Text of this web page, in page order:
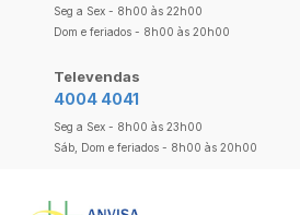
Seg a Sex - 8h00 às 22h00
Dom e feriados - 8h00 às 20h00
Televendas
4004 4041
Seg a Sex - 8h00 às 23h00
Sáb, Dom e feriados - 8h00 às 20h00